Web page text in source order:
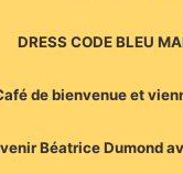
DRESS CODE BLEU
de bienvenue et
Béatrice Dumond